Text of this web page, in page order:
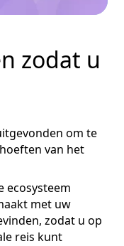
zodat u
om te
van het
ecosysteem
met uw
zodat u op
reis kunt